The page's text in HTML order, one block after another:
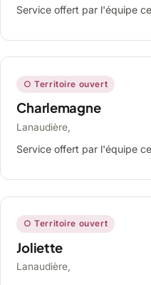
Service offert par l'équipe
○ Territoire ouvert
Charlemagne
Lanaudière,
Service offert par l'équipe
○ Territoire ouvert
Joliette
Lanaudière,